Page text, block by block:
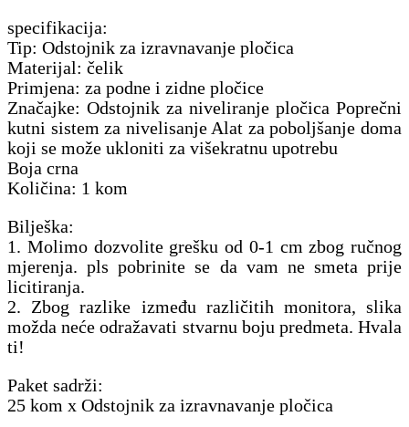
specifikacija:
Tip: Odstojnik za izravnavanje pločica
Materijal: čelik
Primjena: za podne i zidne pločice
Značajke: Odstojnik za niveliranje pločica Poprečni
kutni sistem za nivelisanje Alat za poboljšanje doma
koji se može ukloniti za višekratnu upotrebu
Boja crna
Količina: 1 kom
Bilješka:
1. Molimo dozvolite grešku od 0-1 cm zbog ručnog
mjerenja. pls pobrinite se da vam ne smeta prije
licitiranja.
2. Zbog razlike između različitih monitora, slika
možda neće odražavati stvarnu boju predmeta. Hvala
ti!
Paket sadrži:
25 kom x Odstojnik za izravnavanje pločica